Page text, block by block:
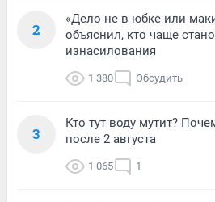
2
«Дело не в юбке или
объяснил, кто чаще
изнасилования
1 380 Обсудить
3
Кто тут воду мутит?
после 2 августа
1 065 1